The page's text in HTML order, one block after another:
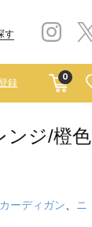
す
0
録
ンジ/橙色
カーディガン
ニ